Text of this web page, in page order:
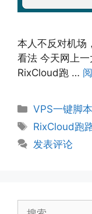
本人不反对机场
看法 今天网上
RixCloud跑 …
分
类
VPS一键脚本
标
签
RixCloud跑
发表评论